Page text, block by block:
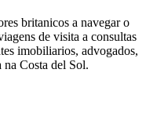
britanicos a navegar o
de visita a consultas
imobiliarios, advogados,
na Costa del Sol.